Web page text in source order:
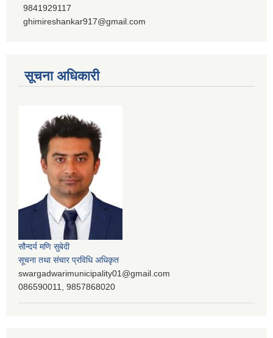
9841929117
ghimireshankar917@gmail.com
सूचना अधिकारी
सौन्दर्य मणि सुबेदी
सूचना तथा संचार प्रविधि अधिकृत
swargadwarimunicipality01@gmail.com
086590011, 9857868020